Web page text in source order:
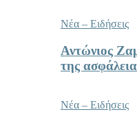
Νέα – Ειδήσεις
Αντώνιος
της
Νέα – Ειδήσεις